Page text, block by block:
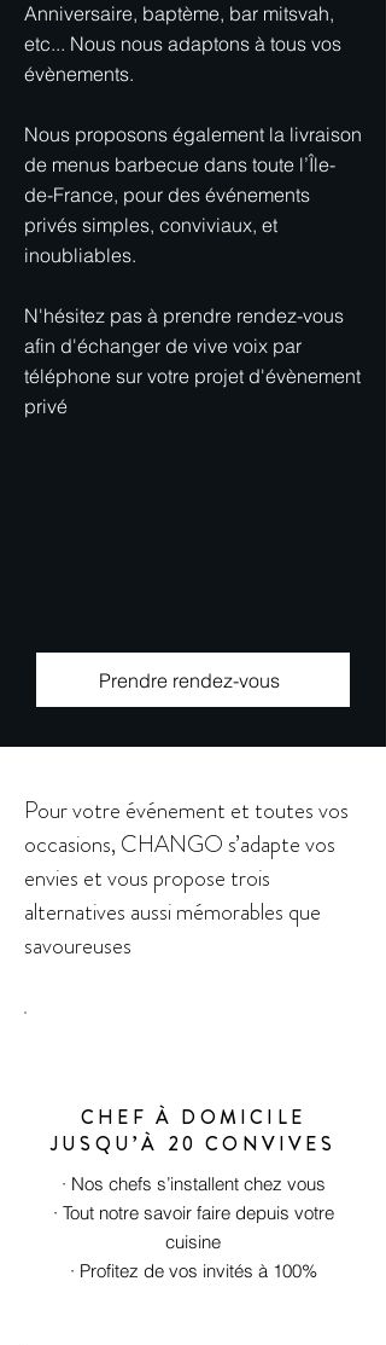
Anniversaire, baptème, bar mitsvah,
etc... Nous nous adaptons à tous vos
évènements.​
Nous proposons également la livraison
de menus barbecue dans toute l’Île-
de-France, pour des événements
privés simples, conviviaux, et
inoubliables.
N'hésitez pas à prendre rendez-vous
afin d'échanger de vive voix par
téléphone sur votre projet d'évènement
privé
Prendre rendez-vous
Pour votre événement et toutes vos
occasions, CHANGO s’adapte vos
envies et vous propose trois
alternatives aussi mémorables que
savoureuses
CHEF À DOMICILE
JUSQU’À 20 CONVIVES
· Nos chefs s’installent chez vous
· Tout notre savoir faire depuis votre
cuisine
· Profitez de vos invités à 100%